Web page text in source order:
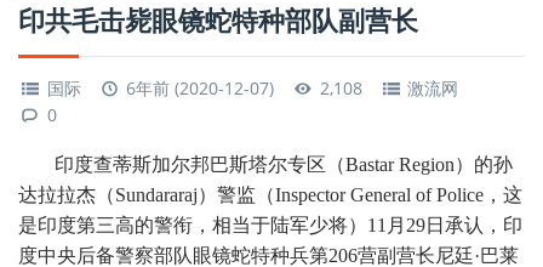
印共毛击毙眼镜蛇特种部队副营长
国际 6年前 (2020-12-07) 2,108
激流网
0
印度查蒂斯加尔邦巴斯塔尔专区（Bastar Region）的孙
达拉拉杰（Sundararaj）警监（Inspector General of Police，这
是印度第三高的警衔，相当于陆军少将）11月29日承认，印
度中央后备警察部队眼镜蛇特种兵第206营副营长尼廷·巴莱